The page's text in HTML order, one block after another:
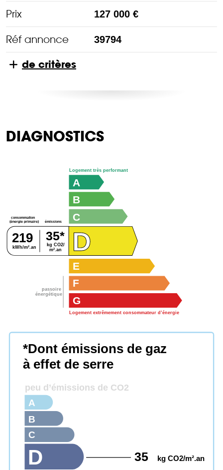
Prix 127 000 €
Réf annonce 39794
de critères
DIAGNOSTICS
passoire
énergétique
consommation
(énergie primaire) émissions
kg CO2/
m².an
kWh/m².an
219 35*
G
Logement extrêmement consommateur d’énergie
F
E
D
C
B
A
Logement très performant
*Dont émissions de gaz
à effet de serre
peu d’émissions de CO2
D 35 kg CO2/m².an
C
B
A